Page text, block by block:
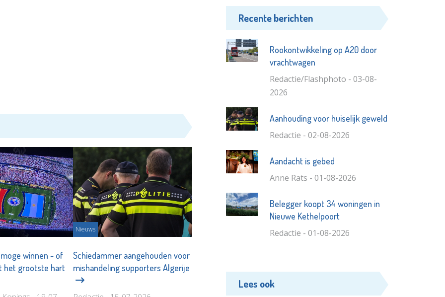
winnen - of
het grootste hart
Nieuws
Schiedammer aangehouden voor
mishandeling supporters Algerije
Recente berichten
Rookontwikkeling op A20 door
vrachtwagen
Redactie/Flashphoto - 03-08-
2026
Aanhouding voor huiselijk geweld
Redactie - 02-08-2026
Aandacht is gebed
Anne Rats - 01-08-2026
Belegger koopt 34 woningen in
Nieuwe Kethelpoort
Redactie - 01-08-2026
Lees ook